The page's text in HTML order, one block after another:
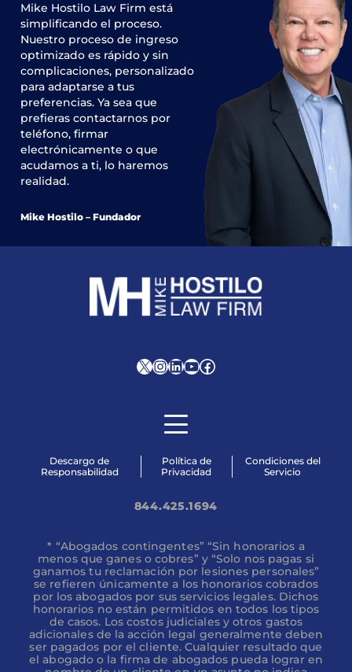
Mike Hostilo Law Firm está
simplificando el proceso.
Nuestro proceso de ingreso
optimizado es rápido y sin
complicaciones, personalizado
para adaptarse a tus
preferencias. Ya sea que
prefieras contactarnos por
teléfono, firmar
electrónicamente o que
acudamos a ti, lo haremos
realidad.
Mike Hostilo – Fundador
XInstagram
LinkedIn
YouTube
Facebook
Descargo de
Responsabilidad
Política de
Privacidad
Condiciones del
Servicio
844.425.1694
* “Abogados contingentes” “Sin honorarios a
menos que ganes o cobres” y “Solo nos pagas si
ganamos tu reclamación por lesiones personales”
se refieren únicamente a los honorarios cobrados
por los abogados por sus servicios legales. Dichos
honorarios no están permitidos en todos los tipos
de casos. Los costos judiciales y otros gastos
adicionales de la acción legal generalmente deben
ser pagados por el cliente. Cualquier resultado que
el abogado o la firma de abogados pueda lograr en